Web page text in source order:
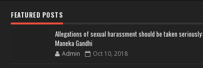
FEATURED POSTS
Allegations of sexual harassment should be taken seriously:
Maneka Gandhi
Admin Oct 10, 2018